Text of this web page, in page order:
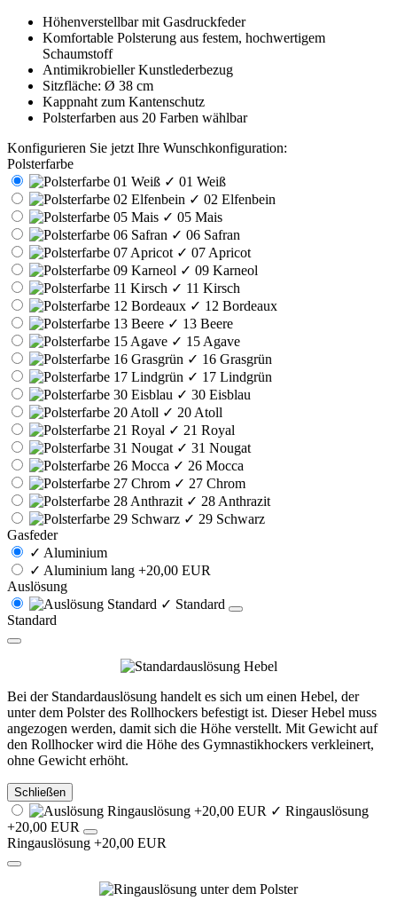
Höhenverstellbar mit Gasdruckfeder
Komfortable Polsterung aus festem, hochwertigem
Schaumstoff
Antimikrobieller Kunstlederbezug
Sitzfläche: Ø 38 cm
Kappnaht zum Kantenschutz
Polsterfarben aus 20 Farben wählbar
Konfigurieren Sie jetzt Ihre Wunschkonfiguration:
Polsterfarbe
✓ 01 Weiß
✓ 02 Elfenbein
✓ 05 Mais
✓ 06 Safran
✓ 07 Apricot
✓ 09 Karneol
✓ 11 Kirsch
✓ 12 Bordeaux
✓ 13 Beere
✓ 15 Agave
✓ 16 Grasgrün
✓ 17 Lindgrün
✓ 30 Eisblau
✓ 20 Atoll
✓ 21 Royal
✓ 31 Nougat
✓ 26 Mocca
✓ 27 Chrom
✓ 28 Anthrazit
✓ 29 Schwarz
Gasfeder
✓ Aluminium
✓ Aluminium lang +20,00 EUR
Auslösung
✓ Standard
Standard
Bei der Standardauslösung handelt es sich um einen Hebel, der
unter dem Polster des Rollhockers befestigt ist. Dieser Hebel muss
angezogen werden, damit sich die Höhe verstellt. Mit Gewicht auf
den Rollhocker wird die Höhe des Gymnastikhockers verkleinert,
ohne Gewicht erhöht.
Schließen
✓ Ringauslösung
+20,00 EUR
Ringauslösung +20,00 EUR